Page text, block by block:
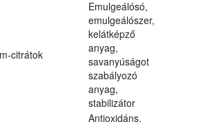
citrátok
Emulgeálósó,
emulgeálószer,
kelátképző
anyag,
savanyúságot
szabályozó
anyag,
stabilizátor
Antioxidáns,